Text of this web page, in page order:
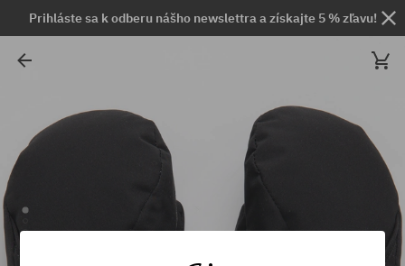
Prihláste sa k odberu nášho newslettra a získajte 5 % zľavu!